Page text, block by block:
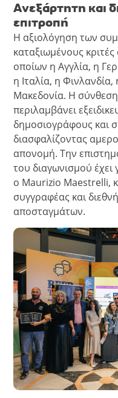
Ανεξάρτητη και
επιτροπή
Η αξιολόγηση των
καταξιωμένους
οποίων η Αγγλία, η
η Ιταλία, η
Μακεδονία. Η σύνθεση
περιλαμβάνει
δημοσιογράφους και
διασφαλίζοντας
απονομή. Την
του διαγωνισμού έχει
ο Maurizio Maestrelli,
συγγραφέας και
αποσταγμάτων.